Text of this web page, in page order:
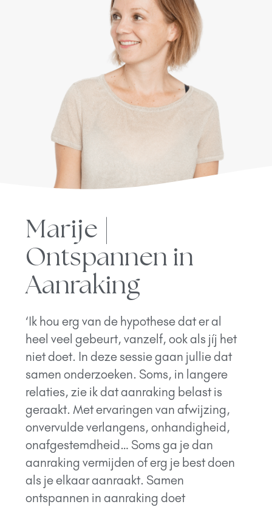
Marije |
Ontspannen in
Aanraking
‘Ik hou erg van de hypothese dat er al
heel veel gebeurt, vanzelf, ook als jíj het
niet doet. In deze sessie gaan jullie dat
samen onderzoeken. Soms, in langere
relaties, zie ik dat aanraking belast is
geraakt. Met ervaringen van afwijzing,
onvervulde verlangens, onhandigheid,
onafgestemdheid… Soms ga je dan
aanraking vermijden of erg je best doen
als je elkaar aanraakt. Samen
ontspannen in aanraking doet